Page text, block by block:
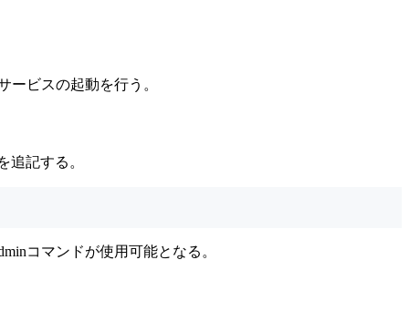
ビスの起動を行う。
追記する。
コマンドが使用可能となる。